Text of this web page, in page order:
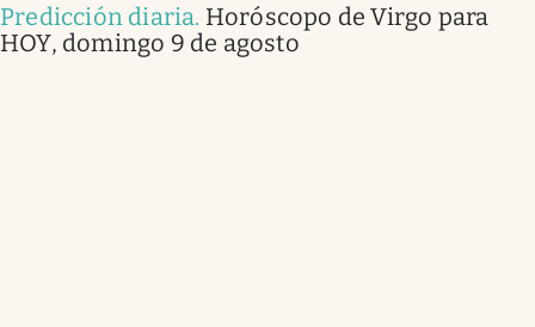
Predicción diaria. Horóscopo de Virgo para
HOY, domingo 9 de agosto